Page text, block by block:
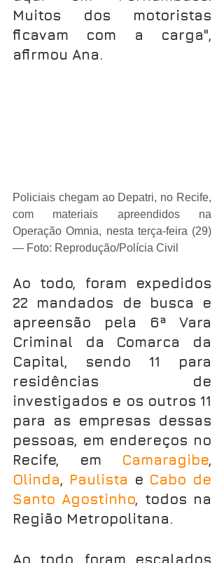
Muitos dos motoristas
ficavam com a carga",
afirmou Ana.
Policiais chegam ao Depatri, no Recife,
com materiais apreendidos na
Operação Omnia, nesta terça-feira (29)
— Foto: Reprodução/Polícia Civil
Ao todo, foram expedidos
22 mandados de busca e
apreensão pela 6ª Vara
Criminal da Comarca da
Capital, sendo 11 para
residências de
investigados e os outros 11
para as empresas dessas
pessoas, em endereços no
Recife, em Camaragibe
Olinda, Paulista e Cabo de
Santo Agostinho, todos na
Região Metropolitana.
Ao todo, foram escalados